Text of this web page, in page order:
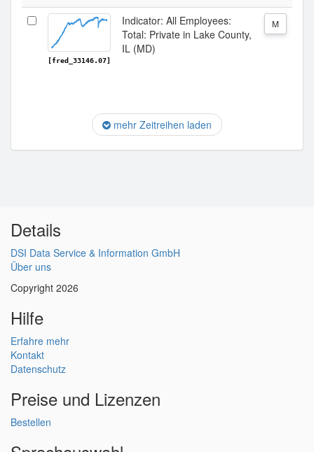
[fred_33146.07]
Indicator: All Employees:
Total: Private in Lake County,
IL (MD)
M
mehr Zeitreihen laden
Details
DSI Data Service & Information GmbH
Über uns
Copyright 2026
Hilfe
Erfahre mehr
Kontakt
Datenschutz
Preise und Lizenzen
Bestellen